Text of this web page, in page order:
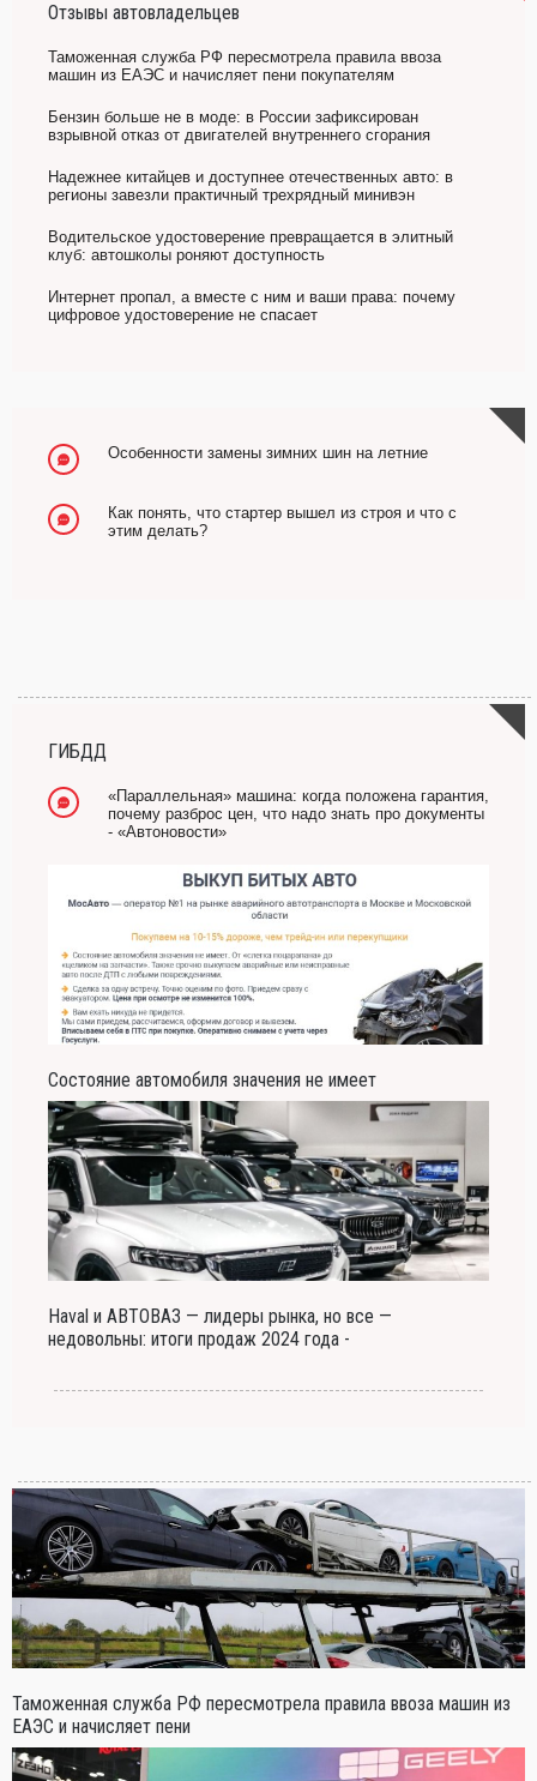
Отзывы автовладельцев
Таможенная служба РФ пересмотрела правила ввоза
машин из ЕАЭС и начисляет пени покупателям
Бензин больше не в моде: в России зафиксирован
взрывной отказ от двигателей внутреннего сгорания
Надежнее китайцев и доступнее отечественных авто: в
регионы завезли практичный трехрядный минивэн
Водительское удостоверение превращается в элитный
клуб: автошколы роняют доступность
Интернет пропал, а вместе с ним и ваши права: почему
цифровое удостоверение не спасает
Особенности замены зимних шин на летние
Как понять, что стартер вышел из строя и что с
этим делать?
ГИБДД
«Параллельная» машина: когда положена гарантия,
почему разброс цен, что надо знать про документы
- «Автоновости»
Состояние автомобиля значения не имеет
Haval и АВТОВАЗ — лидеры рынка, но все —
недовольны: итоги продаж 2024 года -
Таможенная служба РФ пересмотрела правила ввоза машин из
ЕАЭС и начисляет пени